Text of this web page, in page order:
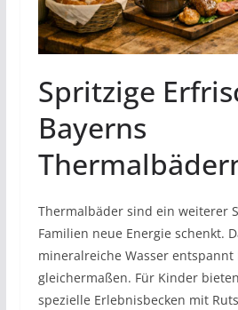
Spritzige
Bayerns
Thermalbäder sind ein weiterer
Familien neue Energie schenkt.
mineralreiche Wasser
gleichermaßen. Für Kinder
spezielle Erlebnisbecken mit